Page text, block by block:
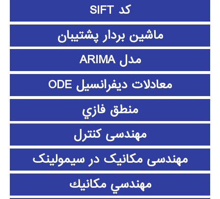
کد SIFT
ماشین بردار پشتیبان
مدل ARIMA
معادلات دیفرانسیل ODE
منطق فازي
مهندسی کنترل
مهندسی مکانیک در سیمولینک
مهندسي مكانيك